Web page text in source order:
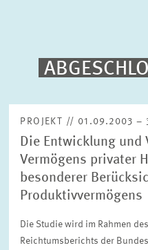
Volltext-Suche
Sortierung
Nach Projektbeginn
Bitte wählen Sie einen Status
PROJEKT // 01.09.2003
Die Entwicklung und
Vermögens privater
besonderer
Produktivvermögens
Die Studie wird im Rahmen
Reichtumsberichts der